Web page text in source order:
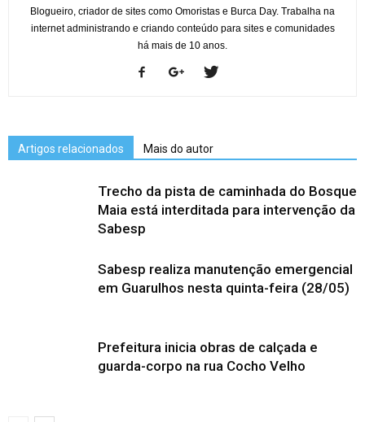
Blogueiro, criador de sites como Omoristas e Burca Day. Trabalha na
internet administrando e criando conteúdo para sites e comunidades
há mais de 10 anos.
Artigos relacionados Mais do autor
Trecho da pista de caminhada do Bosque
Maia está interditada para intervenção da
Sabesp
Sabesp realiza manutenção emergencial
em Guarulhos nesta quinta-feira (28/05)
Prefeitura inicia obras de calçada e
guarda-corpo na rua Cocho Velho